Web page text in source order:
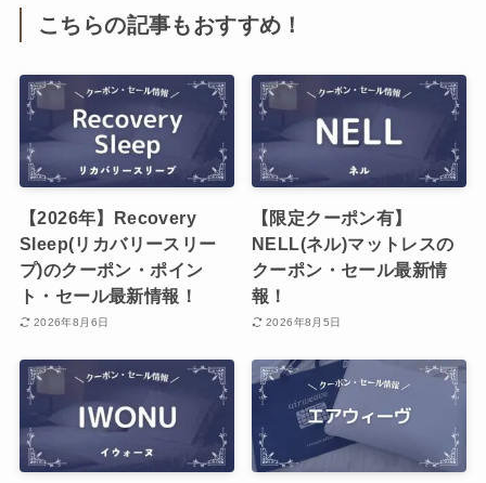
こちらの記事もおすすめ！
【2026年】Recovery
Sleep(リカバリースリー
プ)のクーポン・ポイン
ト・セール最新情報！
2026年8月6日
【限定クーポン有】
NELL(ネル)マットレスの
クーポン・セール最新情
報！
2026年8月5日